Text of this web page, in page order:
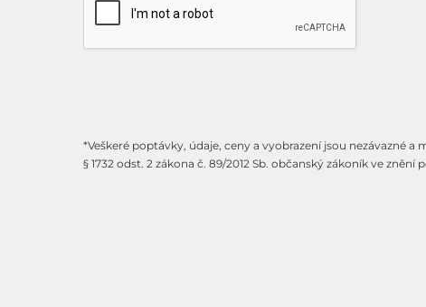
*Veškeré poptávky, údaje, ceny a vyobrazení jsou nezávazné
§ 1732 odst. 2 zákona č. 89/2012 Sb. občanský zákoník ve znění